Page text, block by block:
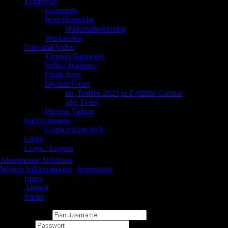
Ersatzteile
Bestellformular
Widerrufbelehrung
Werkstätten
Foto und Video
Thomas Banneyer
Volker Hammes
Frank Jesse
Diverse Fotos
int. Treffen 2025 in F-68066 Colmar
allg. Fotos
Diverse Videos
Informationen
Login erforderlich.
Links
Login / Logout
Index
Aktuell
Suche
Wir benutzen Cookies
Wir nutzen Cookies auf unserer Website. Einige von ihnen sind
können selbst entscheiden, ob Sie die Cookies zulassen möchten.
Akzeptieren Ablehnen
Weitere Informationen
Impressum